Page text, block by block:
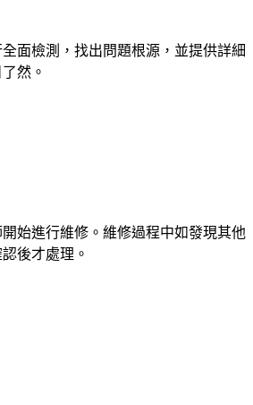
面檢測，找出問題根源，並提供詳細
然。
始進行維修。維修過程中如發現其他
後才處理。